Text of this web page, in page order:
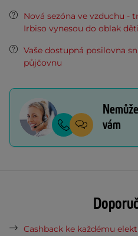
Nová sezóna ve vzduchu -
Irbiso vynesou do oblak
Vaše dostupná posilovna
půjčovnu
vám
Cashback ke každému